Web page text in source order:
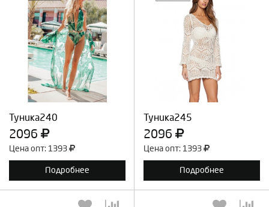
Туника240
2096
Цена опт: 1393
Подробнее
Выберите количество:
Продолжить Отмена
Туника245
2096
Цена опт: 1393
Подробнее
Выберите количество:
Продолжить